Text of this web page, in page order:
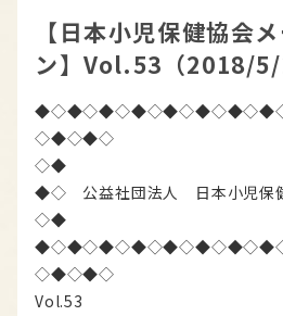
【日本小児保健協会
ン】Vol.53（2018/5/
◇◆◇◆◇
◇◆
◆◇ 公益社団法人 日本小児保健
◇◆
◇◆◇◆◇
Vol.53